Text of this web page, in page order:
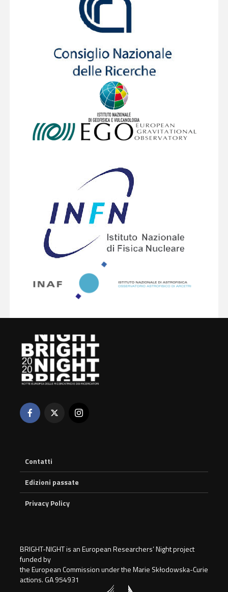
Contatti
Edizioni passate
Privacy Policy
BRIGHT-NIGHT is an European Researchers’ Night project
funded by
the European Commission under the Marie Skłodowska-Curie
actions. GA 954931